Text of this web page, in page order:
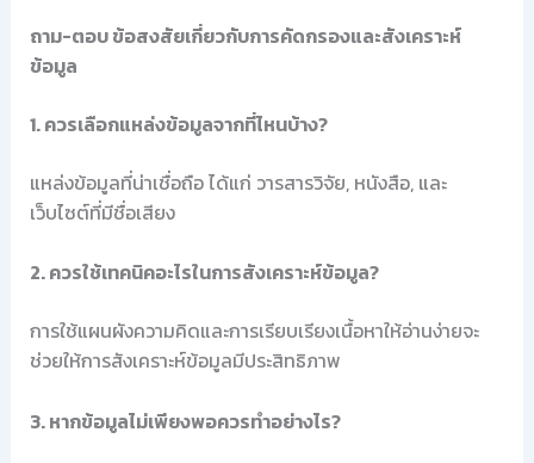
ถาม-ตอบ ข้อสงสัยเกี่ยวกับการคัดกรองและสังเคราะห์
ข้อมูล
1. ควรเลือกแหล่งข้อมูลจากที่ไหนบ้าง?
แหล่งข้อมูลที่น่าเชื่อถือ ได้แก่ วารสารวิจัย, หนังสือ, และ
เว็บไซต์ที่มีชื่อเสียง
2. ควรใช้เทคนิคอะไรในการสังเคราะห์ข้อมูล?
การใช้แผนผังความคิดและการเรียบเรียงเนื้อหาให้อ่านง่ายจะ
ช่วยให้การสังเคราะห์ข้อมูลมีประสิทธิภาพ
3. หากข้อมูลไม่เพียงพอควรทำอย่างไร?